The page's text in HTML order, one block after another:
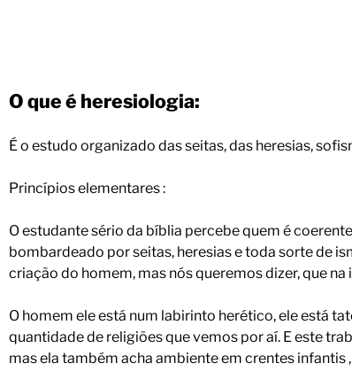
O que é heresiologia:
É o estudo organizado das seitas, das heresias,
Princípios elementares :
O estudante sério da bíblia percebe quem é
bombardeado por seitas, heresias e toda sorte de
criação do homem, mas nós queremos dizer, que
O homem ele está num labirinto herético, ele está
quantidade de religiões que vemos por aí. E este
mas ela também acha ambiente em crentes